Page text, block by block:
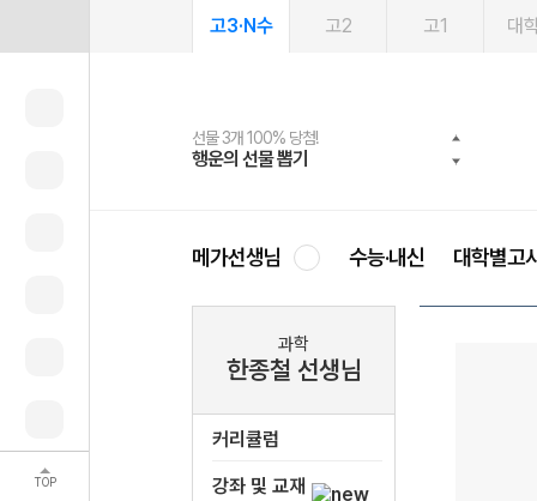
TOP
고3·N수 고2 고1 대
선물 3개 100% 당첨!
행운의 선물 뽑기
선물 100% 증정!
메가스터디 X 올리브
2027 러셀 단과
강사 공개선발
스마트러닝앱
설문 EVENT
메가패스
3일 무료 체험권
메가패스 수강생 무료혜택!
메가클럽 멤버십
사회공헌 캠페인
희망이룸 메가나눔
메가선생님 수능·내신 대학별고
과학
한종철 선생님
커리큘럼
강좌 및 교재